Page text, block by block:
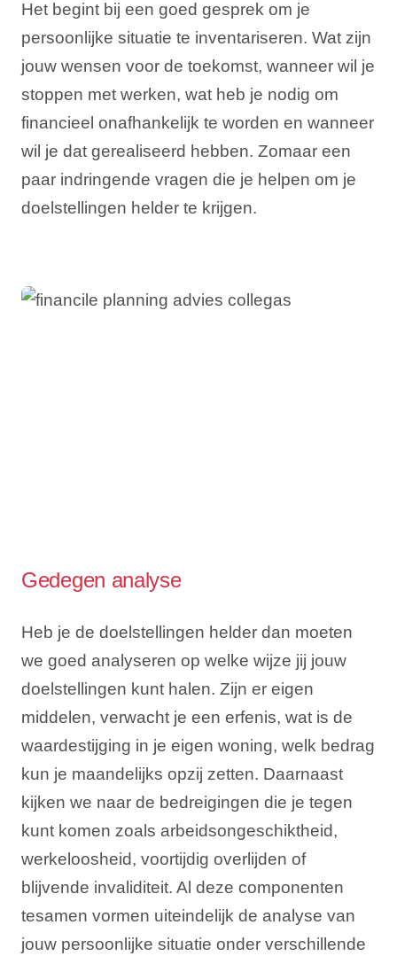
Het begint bij een goed gesprek om je
persoonlijke situatie te inventariseren. Wat zijn
jouw wensen voor de toekomst, wanneer wil je
stoppen met werken, wat heb je nodig om
financieel onafhankelijk te worden en wanneer
wil je dat gerealiseerd hebben. Zomaar een
paar indringende vragen die je helpen om je
doelstellingen helder te krijgen.
Gedegen analyse
Heb je de doelstellingen helder dan moeten
we goed analyseren op welke wijze jij jouw
doelstellingen kunt halen. Zijn er eigen
middelen, verwacht je een erfenis, wat is de
waardestijging in je eigen woning, welk bedrag
kun je maandelijks opzij zetten. Daarnaast
kijken we naar de bedreigingen die je tegen
kunt komen zoals arbeidsongeschiktheid,
werkeloosheid, voortijdig overlijden of
blijvende invaliditeit. Al deze componenten
tesamen vormen uiteindelijk de analyse van
jouw persoonlijke situatie onder verschillende